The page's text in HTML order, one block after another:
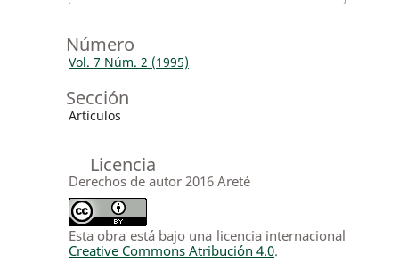
Número
Vol. 7 Núm. 2 (1995)
Sección
Artículos
Licencia
Derechos de autor 2016 Areté
Esta obra está bajo una licencia internacional
Creative Commons Atribución 4.0.